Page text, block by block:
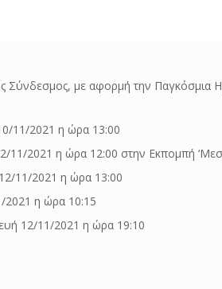
Σύνδεσμος, με αφορμή την
11/2021 η ώρα 13:00
2021 η ώρα 12:00 στην Εκπομπή
11/2021 η ώρα 13:00
2021 η ώρα 10:15
12/11/2021 η ώρα 19:10